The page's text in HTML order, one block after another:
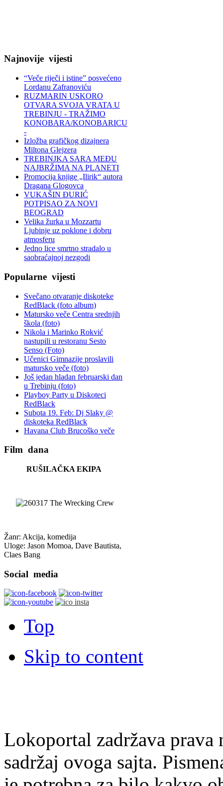
Najnovije vijesti
“Veče riječi i istine” posvećeno
Lordanu Zafranoviću
RUZMARIN USKORO
OTVARA SVOJA VRATA U
TREBINJU - TRAŽIMO
KONOBARA/KONOBARICU
-
Izložba grafičkog dizajnera
Miltona Glejzera
TREBINЈKA SARA MEĐU
NAJBRŽIMA NA PLANETI
Promocija knjige „Ilirik“ autora
Dragana Glogovca
VUKAŠIN ĐURIĆ
POTPISAO ZA NOVI
BEOGRAD
Velika žurka u Mozzartu
Ljubinje uz poklone i dobru
atmosferu
Jedno lice smrtno stradalo u
saobraćajnoj nezgodi
Popularne vijesti
Svečano otvaranje diskoteke
RedBlack (foto album)
Matursko veče Centra srednjih
škola (foto)
Nikola i Marinko Rokvić
nastupili u restoranu Sesto
Senso (Foto)
Učenici Gimnazije proslavili
matursko veče (foto)
Još jedan hladan februarski dan
u Trebinju (foto)
Playboy Party u Diskoteci
RedBlack
Subota 19. Feb: Dj Slaky @
diskoteka RedBlack
Havana Club Brucoško veče
Film dana
RUŠILAČKA EKIPA
Žanr: Akcija, komedija
Uloge: Jason Momoa, Dave Bautista,
Claes Bang
Social media
Top
Skip to content
Lokoportal zadržava
sadržaj ovoga sajta.